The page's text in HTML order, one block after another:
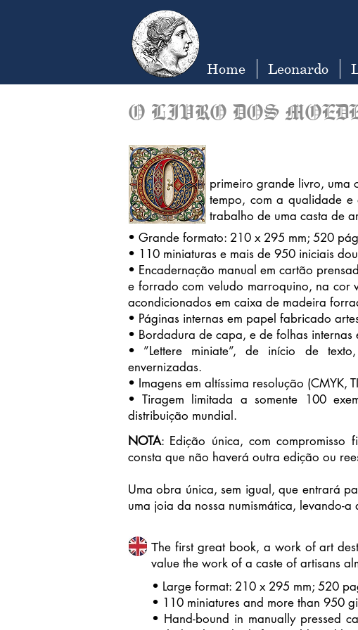
Home Leonardo
O LIVRO DOS
primeiro grande livro, uma
tempo, com a qualidade
trabalho de uma casta de
• Grande formato: 210 x 295 mm; 520
• 110 miniaturas e mais de 950 iniciais
• Encadernação manual em cartão
e forrado com veludo marroquino, na cor
acondicionados em caixa de madeira
• Páginas internas em papel fabricado
• Bordadura de capa, e de folhas internas
• ”Lettere miniate”, de início de
envernizadas.
• Imagens em altíssima resolução (CMYK,
• Tiragem limitada a somente 100
distribuição mundial.
NOTA: Edição única, com compromisso
consta que não haverá outra edição ou
Uma obra única, sem igual, que entrará
uma joia da nossa numismática, levando-
The first great book, a work of art
value the work of a caste of artisans
• Large format: 210 x 295 mm; 520
• 110 miniatures and more than 950
• Hand-bound in manually pressed